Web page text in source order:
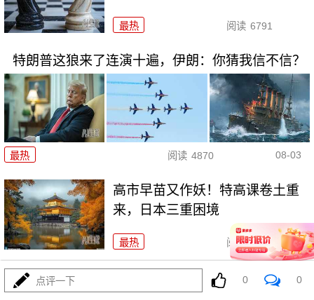
最热 阅读 6791
特朗普这狼来了连演十遍，伊朗：你猜我信不信？
最热 阅读 4870 08-03
高市早苗又作妖！特高课卷土重
来，日本三重困境
最热 阅读 4274
央视：空警600横空出世，美航母最强王牌失效
点评一下 0 0